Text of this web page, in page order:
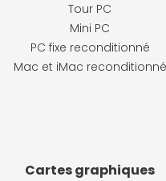
Tour PC
Mini PC
PC fixe reconditionné
Mac et iMac reconditionné
Cartes graphiques